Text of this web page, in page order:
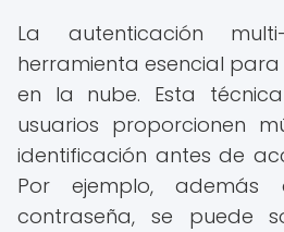
La autenticación
herramienta esencial
en la nube. Esta
usuarios proporcionen
identificación antes de
Por ejemplo, además
contraseña, se puede